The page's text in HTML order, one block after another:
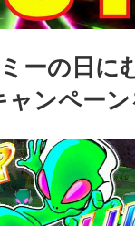
ーの日に
ャンペー